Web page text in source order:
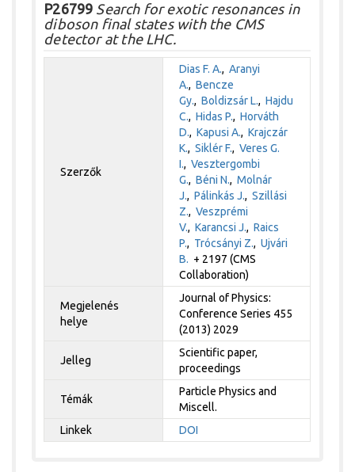
P26799 Search for exotic resonances in
diboson final states with the CMS
detector at the LHC.
Szerzők
Dias F. A.,Aranyi
A.,Bencze
Gy.,Boldizsár L.,Hajdu
C.,Hidas P.,Horváth
D.,Kapusi A.,Krajczár
K.,Siklér F.,Veres G.
I.,Vesztergombi
G.,Béni N.,Molnár
J.,Pálinkás J.,Szillási
Z.,Veszprémi
V.,Karancsi J.,Raics
P., Trócsányi Z.,Ujvári
B. + 2197 (CMS
Collaboration)
Megjelenés
helye
Journal of Physics:
Conference Series 455
(2013) 2029
Jelleg
Scientific paper,
proceedings
Témák
Particle Physics and
Miscell.
Linkek
DOI